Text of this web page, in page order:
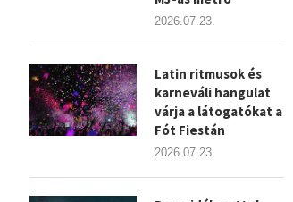
2026.07.23.
Latin ritmusok és
karneváli hangulat
várja a látogatókat a
Fót Fiestán
2026.07.23.